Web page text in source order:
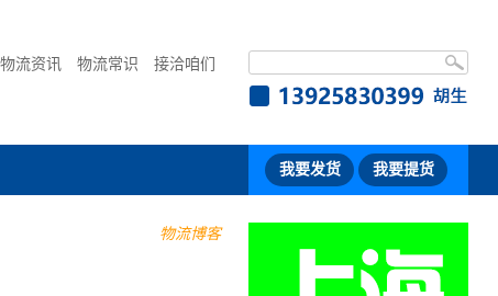
物流资讯 物流常识 接洽咱们
我要发货 我要提货
物流博客